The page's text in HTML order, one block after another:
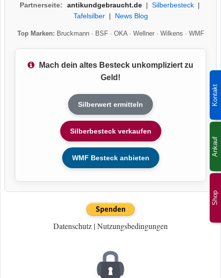
Shop
Kontakt
Ankauf
Partnerseite: antikundgebraucht.de| Silberbesteck|
Tafelsilber| News Blog
Top Marken: Bruckmann· BSF· OKA· Wellner· Wilkens · WMF
Mach dein altes Besteck unkompliziert zu
Geld!
Silberwert ermitteln
Silberbesteck verkaufen
WMF Besteck anbieten
Datenschutz |Nutzungsbedingungen